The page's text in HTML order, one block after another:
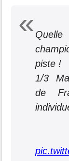
piste !
1/3
de